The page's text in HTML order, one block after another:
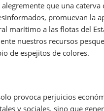
que una caterva
promuevan la
marítimo a las flotas del
nuestros recursos
de espejitos de colores.
provoca perjuicios
y sociales, sino que